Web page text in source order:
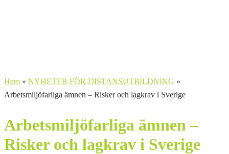
Hem » NYHETER FÖR DISTANSUTBILDNING »
Arbetsmiljöfarliga ämnen – Risker och lagkrav i Sverige
Arbetsmiljöfarliga ämnen –
Risker och lagkrav i Sverige